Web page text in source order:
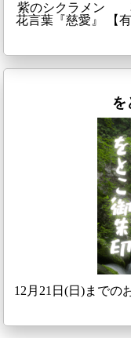
紫のシクラ
花言葉『慈愛』 【
を
12月21日(日)までの